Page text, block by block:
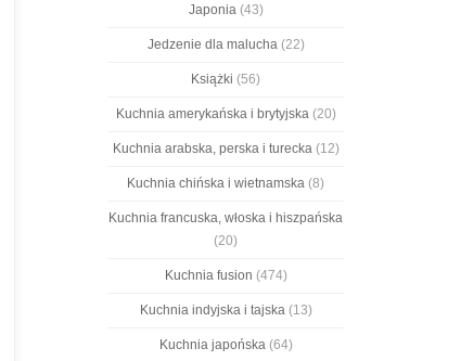
Japonia(43)
Jedzenie dla malucha(22)
Książki (56)
Kuchnia amerykańska i brytyjska(20)
Kuchnia arabska, perska i turecka(12)
Kuchnia chińska i wietnamska (8)
Kuchnia francuska, włoska i hiszpańska
(20)
Kuchnia fusion (474)
Kuchnia indyjska i tajska(13)
Kuchnia japońska(64)